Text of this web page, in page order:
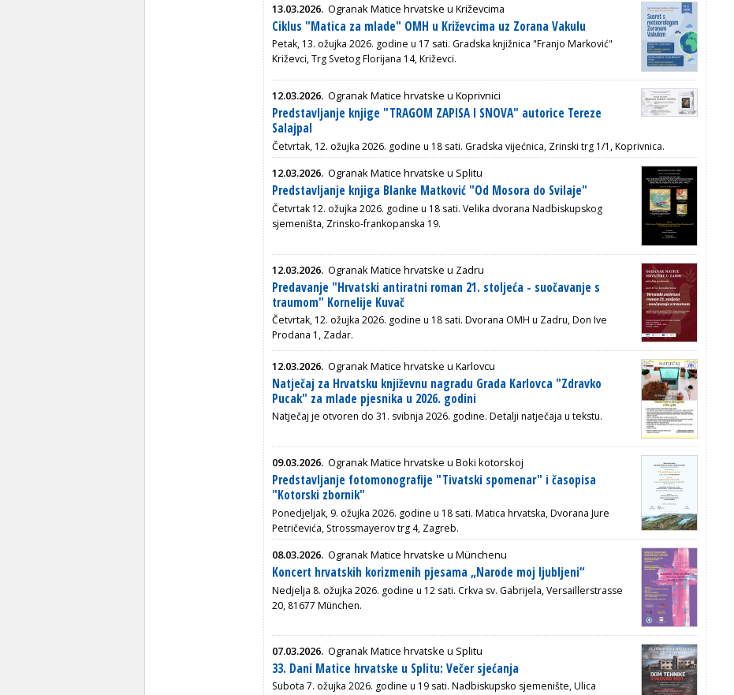
13.03.2026. Ogranak Matice hrvatske u Križevcima
Ciklus "Matica za mlade" OMH u Križevcima uz Zorana Vakulu
Petak, 13. ožujka 2026. godine u 17 sati. Gradska knjižnica "Franjo Marković"
Križevci, Trg Svetog Florijana 14, Križevci.
12.03.2026. Ogranak Matice hrvatske u Koprivnici
Predstavljanje knjige "TRAGOM ZAPISA I SNOVA" autorice Tereze
Salajpal
Četvrtak, 12. ožujka 2026. godine u 18 sati. Gradska vijećnica, Zrinski trg 1/1, Koprivnica.
12.03.2026. Ogranak Matice hrvatske u Splitu
Predstavljanje knjiga Blanke Matković "Od Mosora do Svilaje"
Četvrtak 12. ožujka 2026. godine u 18 sati. Velika dvorana Nadbiskupskog
sjemeništa, Zrinsko-frankopanska 19.
12.03.2026. Ogranak Matice hrvatske u Zadru
Predavanje "Hrvatski antiratni roman 21. stoljeća - suočavanje s
traumom" Kornelije Kuvač
Četvrtak, 12. ožujka 2026. godine u 18 sati. Dvorana OMH u Zadru, Don Ive
Prodana 1, Zadar.
12.03.2026. Ogranak Matice hrvatske u Karlovcu
Natječaj za Hrvatsku književnu nagradu Grada Karlovca "Zdravko
Pucak" za mlade pjesnika u 2026. godini
Natječaj je otvoren do 31. svibnja 2026. godine. Detalji natječaja u tekstu.
09.03.2026. Ogranak Matice hrvatske u Boki kotorskoj
Predstavljanje fotomonografije "Tivatski spomenar" i časopisa
"Kotorski zbornik"
Ponedjeljak, 9. ožujka 2026. godine u 18 sati. Matica hrvatska, Dvorana Jure
Petričevića, Strossmayerov trg 4, Zagreb.
08.03.2026. Ogranak Matice hrvatske u Münchenu
Koncert hrvatskih korizmenih pjesama „Narode moj ljubljeni“
Nedjelja 8. ožujka 2026. godine u 12 sati. Crkva sv. Gabrijela, Versaillerstrasse
20, 81677 München.
07.03.2026. Ogranak Matice hrvatske u Splitu
33. Dani Matice hrvatske u Splitu: Večer sjećanja
Subota 7. ožujka 2026. godine u 19 sati. Nadbiskupsko sjemenište, Ulica